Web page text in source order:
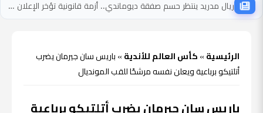
ريال مدريد ينتظر حسم صفقة ديوماندي.. أزمة قانونية تؤخر الإعلان الرسمي
الرئيسية»كأس العالم للأندية»باريس سان جيرمان يضرب
أتلتيكو برباعية ويعلن نفسه مرشحًا للقب المونديال
باريس سان جيرمان يضرب أتلتيكو برباعية